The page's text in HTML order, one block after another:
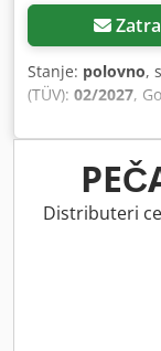
Stanje: polovno,
(TÜV): 02/2027,
Distributeri